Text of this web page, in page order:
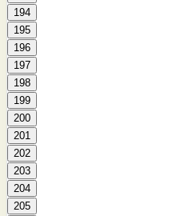
194
195
196
197
198
199
200
201
202
203
204
205